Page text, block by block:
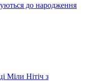
до народження
Міли Нітіч з